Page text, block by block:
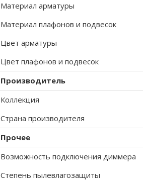
Материал арматуры
Материал плафонов и подвесок
Цвет арматуры
Цвет плафонов и подвесок
Производитель
Коллекция
Страна производителя
Прочее
Возможность подключения диммера
Степень пылевлагозащиты